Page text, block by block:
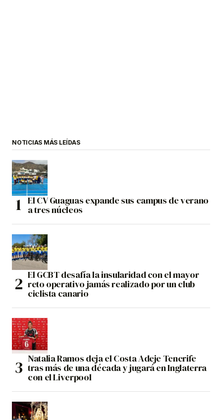
NOTICIAS MÁS LEÍDAS
El CV Guaguas expande sus campus de verano
a tres núcleos
El GCBT desafía la insularidad con el mayor
reto operativo jamás realizado por un club
ciclista canario
Natalia Ramos deja el Costa Adeje Tenerife
tras más de una década y jugará en Inglaterra
con el Liverpool